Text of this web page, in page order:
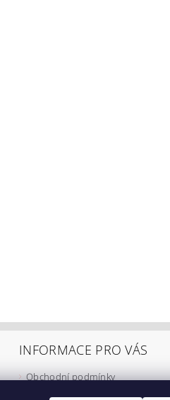
INFORMACE PRO VÁS
Obchodní podmínky